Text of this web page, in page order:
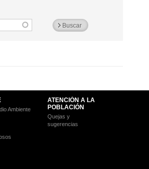
Ambiente
ATENCIÓN A LA
POBLACIÓN
Quejas y
sugerencias